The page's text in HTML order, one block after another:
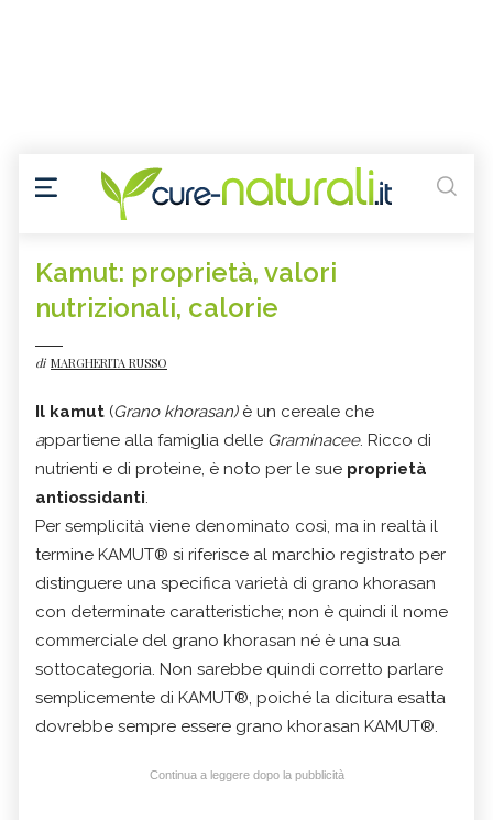
Kamut: proprietà, valori
nutrizionali, calorie
di MARGHERITA RUSSO
Il kamut (Grano khorasan) è un cereale che
appartiene alla famiglia delle Graminacee. Ricco di
nutrienti e di proteine, è noto per le sue proprietà
antiossidanti.
Per semplicità viene denominato così, ma in realtà il
termine KAMUT® si riferisce al marchio registrato per
distinguere una specifica varietà di grano khorasan
con determinate caratteristiche; non è quindi il nome
commerciale del grano khorasan né è una sua
sottocategoria. Non sarebbe quindi corretto parlare
semplicemente di KAMUT®, poiché la dicitura esatta
dovrebbe sempre essere grano khorasan KAMUT®.
Continua a leggere dopo la pubblicità